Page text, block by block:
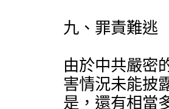
九、罪責難逃
由於中共嚴密
害情況未能披
是，還有相當